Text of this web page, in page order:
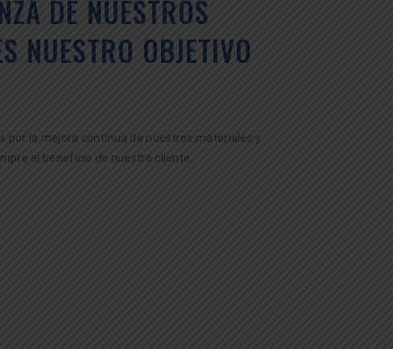
DE NUESTROS
NUESTRO OBJETIVO
por la mejora contínua de nuestros materiales y
el beneficio de nuestro cliente.